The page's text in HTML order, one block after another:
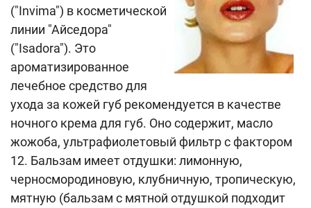
("Invima") в косметической
линии "Айседора"
("Isadora"). Это
ароматизированное
лечебное средство для
ухода за кожей губ рекомендуется в качестве
ночного крема для губ. Оно содержит, масло
жожоба, ультрафиолетовый фильтр с фактором
12. Бальзам имеет отдушки: лимонную,
черносмородиновую, клубничную, тропическую,
мятную (бальзам с мятной отдушкой подходит